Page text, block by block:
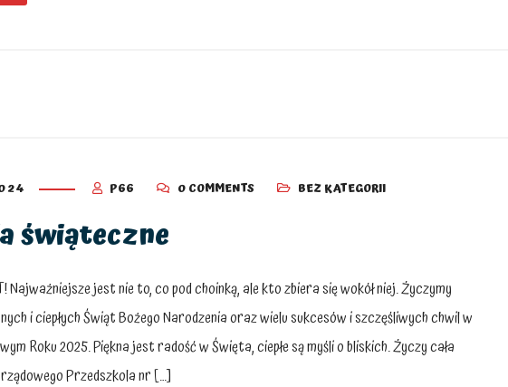
P66 0 COMMENTS BEZ KATEGORII
świąteczne
Najważniejsze jest nie to, co pod choinką, ale kto zbiera się wokół niej. Życzymy
i ciepłych Świąt Bożego Narodzenia oraz wielu sukcesów i szczęśliwych chwil w
Roku 2025. Piękna jest radość w Święta, ciepłe są myśli o bliskich. Życzy cała
Przedszkola nr […]